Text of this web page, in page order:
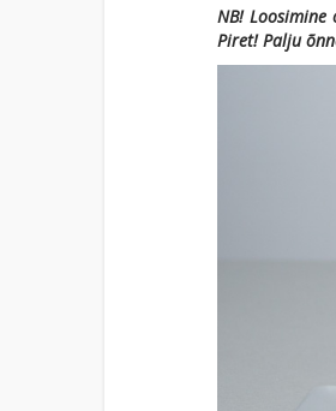
NB! Loosimine
Piret! Palju